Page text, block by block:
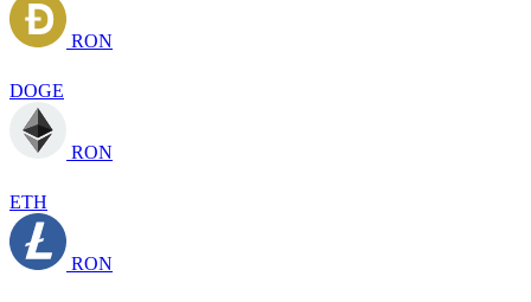
RON
DOGE
RON
ETH
RON